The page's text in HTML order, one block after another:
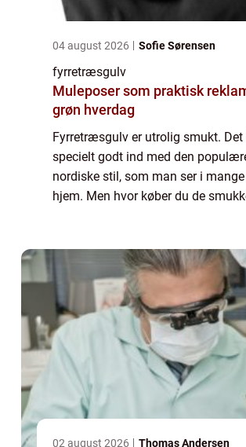
04 august 2026 Sofie Sørensen
fyrretræsgulv
Muleposer som praktisk
grøn hverdag
Fyrretræsgulv er utrolig smukt.
specielt godt ind med den
nordiske stil, som man ser i
hjem. Men hvor køber du de
02 august 2026 Thomas Andersen